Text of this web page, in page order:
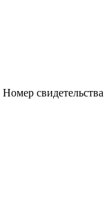
Номер свидетельства